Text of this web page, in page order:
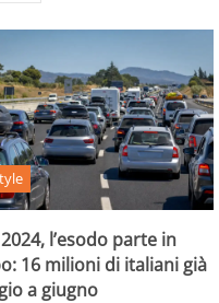
l’esodo parte in
16 milioni di italiani già
a giugno